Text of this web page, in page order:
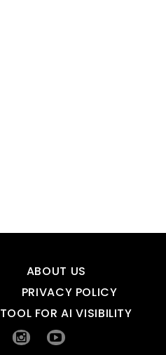
ABOUT US
PRIVACY POLICY
TOOL FOR AI VISIBILITY